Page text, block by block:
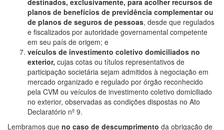
destinados, exclusivamente, para acolher recursos de
planos de benefícios de previdência complementar ou
de planos de seguros de pessoas, desde que regulados
e fiscalizados por autoridade governamental competente
em seu país de origem; e
veículos de investimento coletivo domiciliados no
exterior, cujas cotas ou títulos representativos de
participação societária sejam admitidos à negociação em
mercado organizado e regulado por órgão reconhecido
pela CVM ou veículos de investimento coletivo domiciliado
no exterior, observadas as condições dispostas no Ato
Declaratório nº 9.
Lembramos que no caso de descumprimento da obrigação de